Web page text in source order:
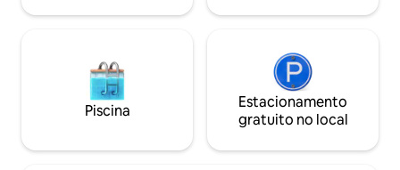
Piscina
Estacionamento
gratuito no local